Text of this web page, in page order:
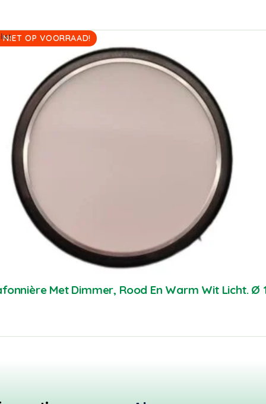
NIET OP VOORRAAD!
Met Dimmer, Rood En Warm Wit Licht. Ø